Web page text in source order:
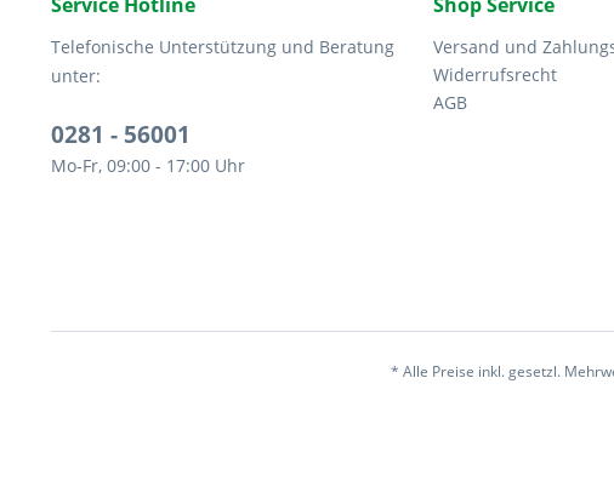
Telefonische Unterstützung und Beratung
unter:
0281 - 56001
Mo-Fr, 09:00 - 17:00 Uhr
Versand und
Widerrufsrecht
AGB
* Alle Preise inkl. gesetzl.